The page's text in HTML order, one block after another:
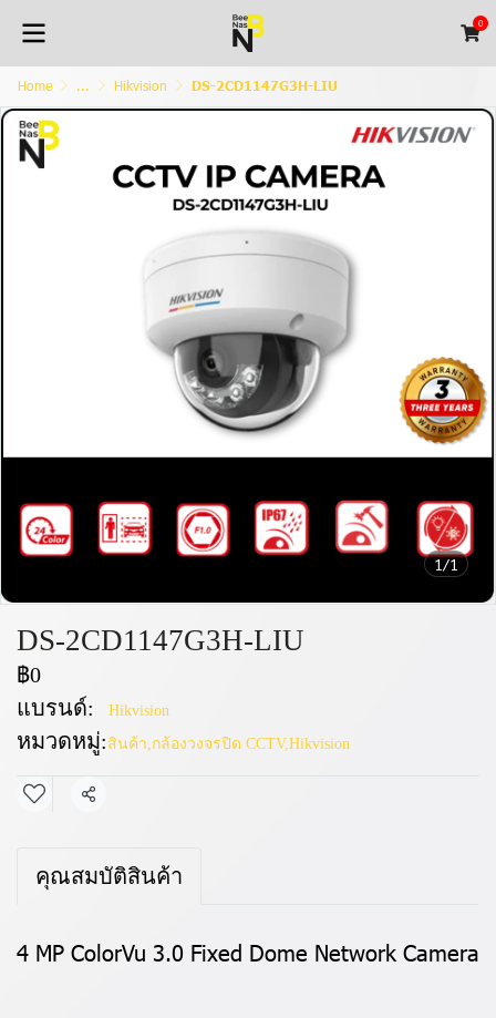
0
Home ... Hikvision DS-2CD1147G3H-LIU
1/1
DS-2CD1147G3H-LIU
฿0
แบรนด์:
Hikvision
หมวดหมู่: สินค้า,กล้องวงจรปิด CCTV,Hikvision
แชร์
คุณสมบัติสินค้า
4 MP ColorVu 3.0 Fixed Dome Network Camera